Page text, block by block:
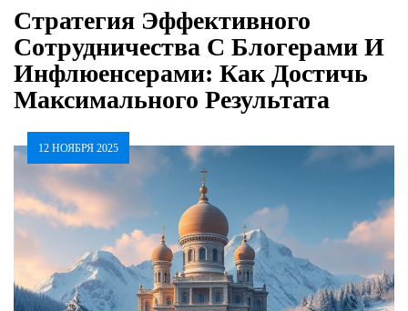
Стратегия Эффективного
Сотрудничества С Блогерами И
Инфлюенсерами: Как Достичь
Максимального Результата
12 НОЯБРЯ 2025